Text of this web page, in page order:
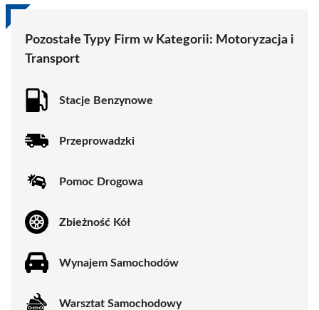
Pozostałe Typy Firm w Kategorii: Motoryzacja i
Transport
Stacje Benzynowe
Przeprowadzki
Pomoc Drogowa
Zbieżność Kół
Wynajem Samochodów
Warsztat Samochodowy